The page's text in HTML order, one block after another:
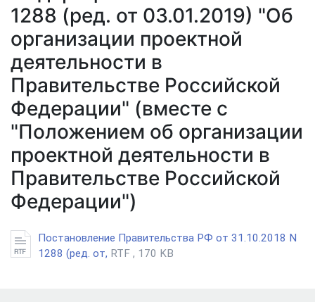
1288 (ред. от 03.01.2019) "Об
организации проектной
деятельности в
Правительстве Российской
Федерации" (вместе с
"Положением об организации
проектной деятельности в
Правительстве Российской
Федерации")
Постановление Правительства РФ от 31.10.2018 N
1288 (ред. от, RTF , 170 KB